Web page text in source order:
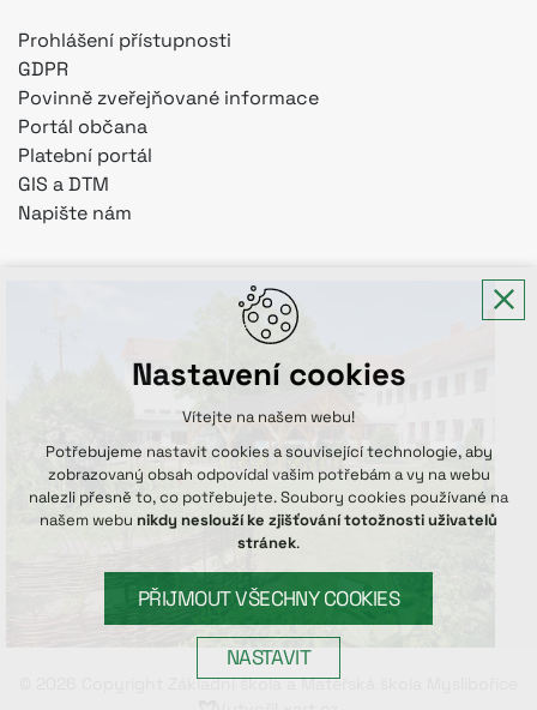
Prohlášení přístupnosti
GDPR
Povinně zveřejňované informace
Portál občana
Platební portál
GIS a DTM
Napište nám
© 2026 Copyright Základní škola a Mateřská škola Myslibořice
Nastavení cookies
Vítejte na našem webu!
Potřebujeme nastavit cookies a související technologie, aby
zobrazovaný obsah odpovídal vašim potřebám a vy na webu
nalezli přesně to, co potřebujete. Soubory cookies používané na
našem webu nikdy neslouží ke zjišťování totožnosti uživatelů
stránek.
PŘIJMOUT VŠECHNY COOKIES
NASTAVIT